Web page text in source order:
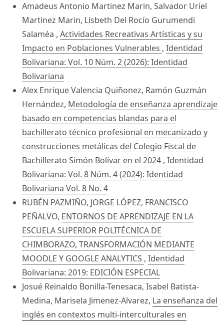
Amadeus Antonio Martinez Marin, Salvador Uriel
Martinez Marin, Lisbeth Del Rocío Gurumendi
Salaméa , Actividades Recreativas Artísticas y su
Impacto en Poblaciones Vulnerables , Identidad
Bolivariana: Vol. 10 Núm. 2 (2026): Identidad
Bolivariana
Alex Enrique Valencia Quiñonez, Ramón Guzmán
Hernández, Metodología de enseñanza aprendizaje
basado en competencias blandas para el
bachillerato técnico profesional en mecanizado y
construcciones metálicas del Colegio Fiscal de
Bachillerato Simón Bolívar en el 2024 , Identidad
Bolivariana: Vol. 8 Núm. 4 (2024): Identidad
Bolivariana Vol. 8 No. 4
RUBÉN PAZMIÑO, JORGE LÓPEZ, FRANCISCO
PEÑALVO, ENTORNOS DE APRENDIZAJE EN LA
ESCUELA SUPERIOR POLITÉCNICA DE
CHIMBORAZO, TRANSFORMACIÓN MEDIANTE
MOODLE Y GOOGLE ANALYTICS , Identidad
Bolivariana: 2019: EDICIÓN ESPECIAL
Josué Reinaldo Bonilla-Tenesaca, Isabel Batista-
Medina, Marisela Jimenez-Alvarez, La enseñanza del
inglés en contextos multi-interculturales en